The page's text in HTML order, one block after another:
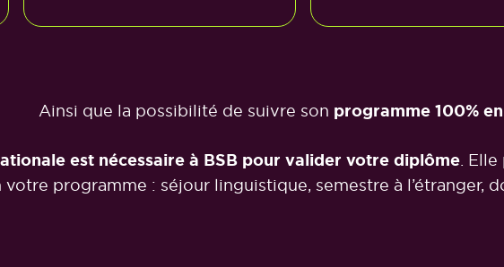
Ainsi que la possibilité de suivre son programme 100%
est nécessaire à BSB pour valider votre diplôme. Elle
programme : séjour linguistique, semestre à l’étranger,